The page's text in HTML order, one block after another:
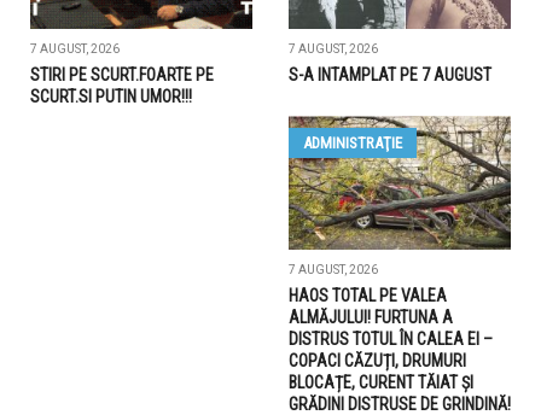
7 AUGUST, 2026
STIRI PE SCURT.FOARTE PE
SCURT.SI PUTIN UMOR!!!
7 AUGUST, 2026
S-A INTAMPLAT PE 7 AUGUST
ADMINISTRAŢIE
7 AUGUST, 2026
HAOS TOTAL PE VALEA
ALMĂJULUI! FURTUNA A
DISTRUS TOTUL ÎN CALEA EI –
COPACI CĂZUȚI, DRUMURI
BLOCAȚE, CURENT TĂIAT ȘI
GRĂDINI DISTRUSE DE GRINDINĂ!